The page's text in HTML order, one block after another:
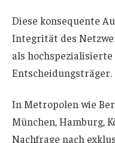
Diese konsequente
Integrität des
als
Entscheidungsträger.
In Metropolen wie
München, Hamburg,
Nachfrage nach